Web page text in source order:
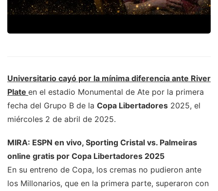
Universitario cayó por la mínima diferencia ante River
Plate en el estadio Monumental de Ate por la primera
fecha del Grupo B de la Copa Libertadores 2025, el
miércoles 2 de abril de 2025.
MIRA: ESPN en vivo, Sporting Cristal vs. Palmeiras
online gratis por Copa Libertadores 2025
En su entreno de Copa, los cremas no pudieron ante
los Millonarios, que en la primera parte, superaron con